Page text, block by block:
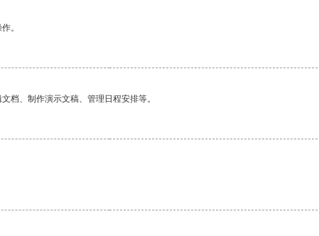
。
档、制作演示文稿、管理日程安排等。